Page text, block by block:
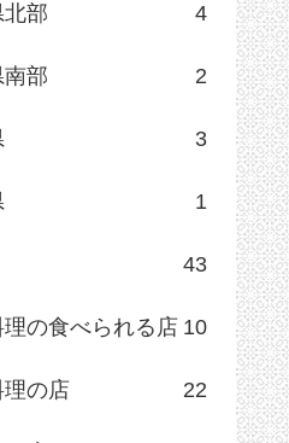
部 4
部 2
3
1
43
の食べられる店 10
の店 22